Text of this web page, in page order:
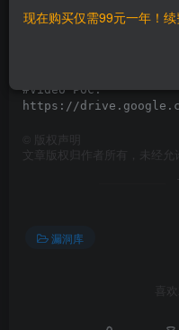
http://localhost:8070/
It simulates victim
5-Navigate to any
#Video POC:
版权声明
文章版权归作者所有，未经允
漏洞库
喜
现在购买仅需99元一年！续